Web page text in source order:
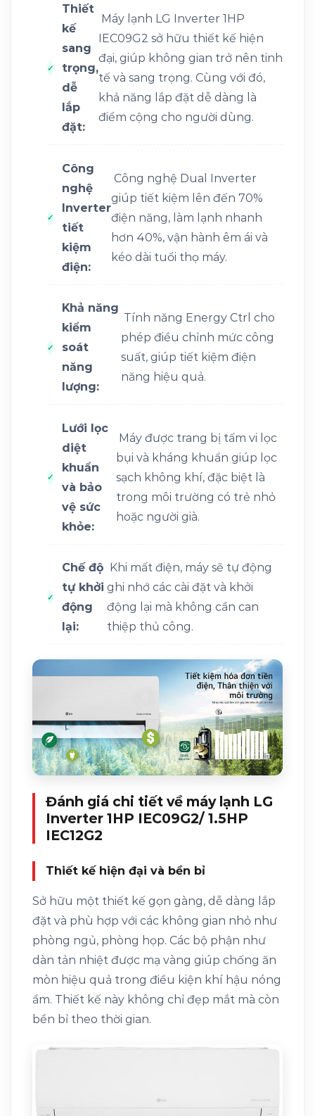
Thiết
kế
sang
trọng,
dễ
lắp
đặt:
Máy lạnh LG Inverter 1HP
IEC09G2 sở hữu thiết kế hiện
đại, giúp không gian trở nên tinh
tế và sang trọng. Cùng với đó,
khả năng lắp đặt dễ dàng là
điểm cộng cho người dùng.
Công
nghệ
Inverter
tiết
kiệm
điện:
Công nghệ Dual Inverter
giúp tiết kiệm lên đến 70%
điện năng, làm lạnh nhanh
hơn 40%, vận hành êm ái và
kéo dài tuổi thọ máy.
Khả năng
kiểm
soát
năng
lượng:
Tính năng Energy Ctrl cho
phép điều chỉnh mức công
suất, giúp tiết kiệm điện
năng hiệu quả.
Lưới lọc
diệt
khuẩn
và bảo
vệ sức
khỏe:
Máy được trang bị tấm vi lọc
bụi và kháng khuẩn giúp lọc
sạch không khí, đặc biệt là
trong môi trường có trẻ nhỏ
hoặc người già.
Chế độ
tự khởi
động
lại:
Khi mất điện, máy sẽ tự động
ghi nhớ các cài đặt và khởi
động lại mà không cần can
thiệp thủ công.
Đánh giá chi tiết về máy lạnh LG
Inverter 1HP IEC09G2/ 1.5HP
IEC12G2
Thiết kế hiện đại và bền bỉ
Sở hữu một thiết kế gọn gàng, dễ dàng lắp
đặt và phù hợp với các không gian nhỏ như
phòng ngủ, phòng họp. Các bộ phận như
dàn tản nhiệt được mạ vàng giúp chống ăn
mòn hiệu quả trong điều kiện khí hậu nóng
ẩm. Thiết kế này không chỉ đẹp mắt mà còn
bền bỉ theo thời gian.